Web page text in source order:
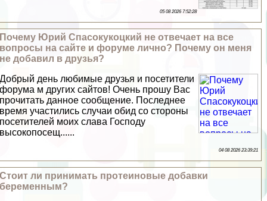
05 08 2026 7:52:28
Почему Юрий Спасокукоцкий не отвечает на все
вопросы на сайте и форуме лично? Почему он меня
не добавил в друзья?
Добрый день любимые друзья и посетители
форума м других сайтов! Очень прошу Вас
прочитать данное сообщение. Последнее
время участились случаи обид со стороны
посетителей моих слава Господу
высокопосещ......
04 08 2026 23:39:21
Стоит ли принимать протеиновые добавки
беременным?